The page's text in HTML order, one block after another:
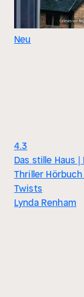
Neu
4.3
Das stille Haus
Thriller
Twists
Lynda Renham